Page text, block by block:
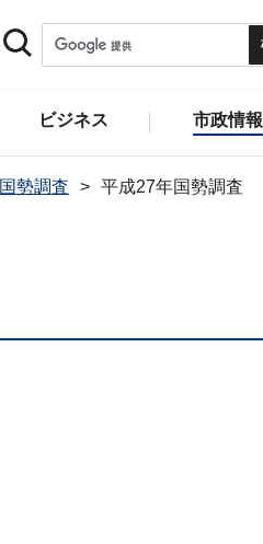
ビジネス 市政情報
国勢調査 平成27年国勢調査